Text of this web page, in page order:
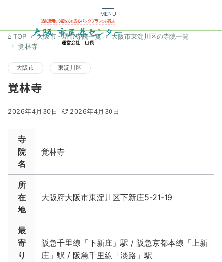
MENU
TOP 大阪市・堺市寺院一覧
大阪市東淀川区の寺院一覧
覚林寺
大阪市 東淀川区
覚林寺
2026年4月30日 2026年4月30日
寺
院
名
覚林寺
所
在
地
大阪府大阪市東淀川区下新庄5-21-19
最
寄
り
阪急千里線「下新庄」駅 / 阪急京都本線「上新
庄」駅 / 阪急千里線「淡路」駅